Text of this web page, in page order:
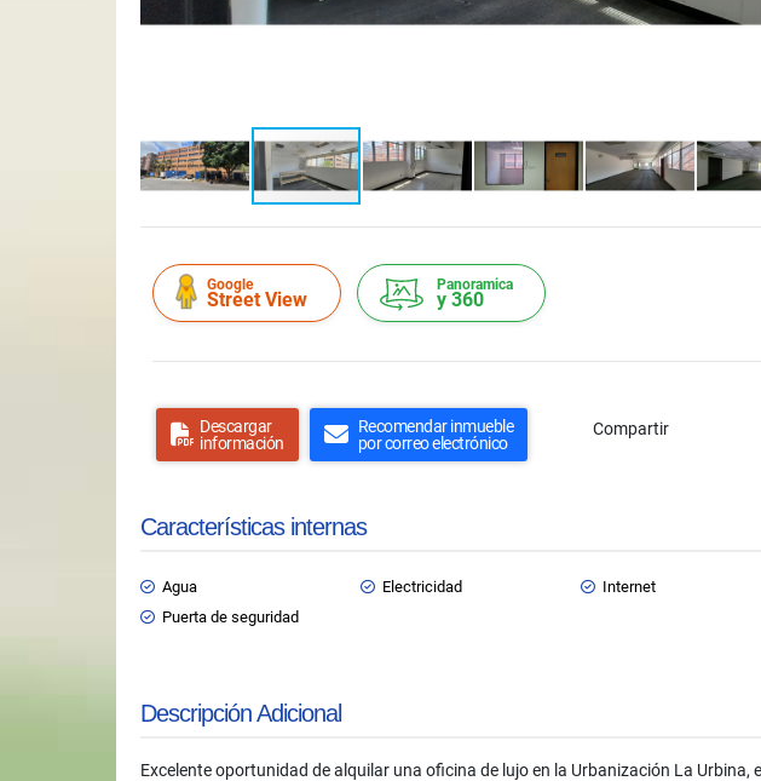
Google
Street View
Panoramica
y 360
Descargar
información
Recomendar inmueble
por correo electrónico
Compartir
Características internas
Agua Electricidad
Internet
Puerta de seguridad
Descripción Adicional
Excelente oportunidad de alquilar una oficina de lujo en la Urbanización La Urbina,